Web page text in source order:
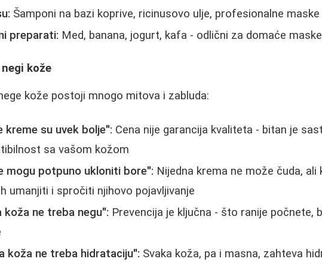
Šamponi na bazi koprive, ricinusovo ulje, profesionalne maske
preparati: Med, banana, jogurt, kafa - odlični za domaće maske
kože
kože postoji mnogo mitova i zabluda:
kreme su uvek bolje": Cena nije garancija kvaliteta - bitan je
sa vašom kožom
mogu potpuno ukloniti bore": Nijedna krema ne može čuda, ali
umanjiti i spročitі njihovo pojavljivanje
koža ne treba negu": Prevencija je ključna - što ranije počnete,
koža ne treba hidrataciju": Svaka koža, pa i masna, zahteva